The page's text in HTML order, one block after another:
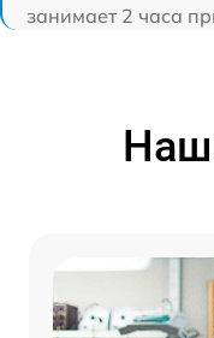
занимает 2 часа